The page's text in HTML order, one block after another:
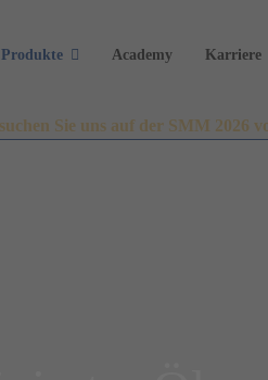
Produkte Academy Karriere
Sie uns auf der SMM 2026